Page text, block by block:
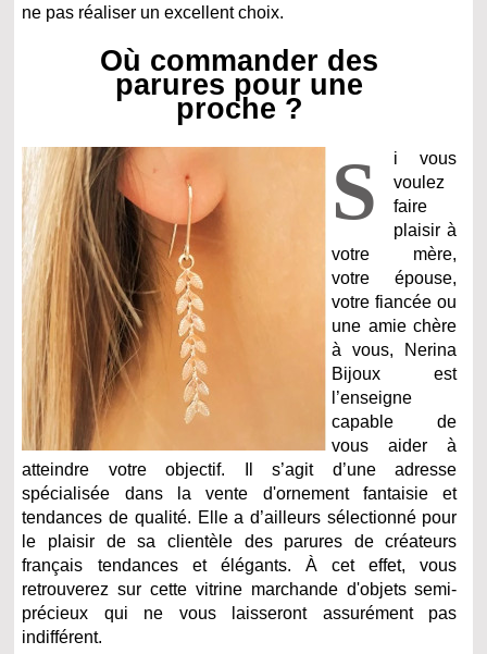
ne pas réaliser un excellent choix.
Où commander des
parures pour une
proche ?
S
i vous
voulez
faire
plaisir à
votre mère,
votre épouse,
votre fiancée ou
une amie chère
à vous, Nerina
Bijoux est
l’enseigne
capable de
vous aider à
atteindre votre objectif. Il s’agit d’une adresse
spécialisée dans la vente d'ornement fantaisie et
tendances de qualité. Elle a d’ailleurs sélectionné pour
le plaisir de sa clientèle des parures de créateurs
français tendances et élégants. À cet effet, vous
retrouverez sur cette vitrine marchande d'objets semi-
précieux qui ne vous laisseront assurément pas
indifférent.